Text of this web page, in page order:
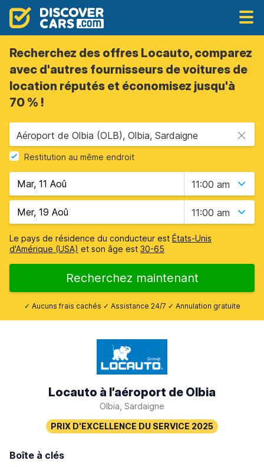
Recherchez des offres Locauto, comparez
avec d'autres fournisseurs de voitures de
location réputés et économisez jusqu'à
70 % !
Aéroport de Olbia (OLB), Olbia, Sardaigne
Restitution au même endroit
11:00 am
11:00 am
Le pays de résidence du conducteur est États-Unis
d'Amérique (USA) et son âge est 30-65
Recherchez maintenant
✓ Aucuns frais cachés ✓ Assistance 24/7 ✓ Annulation gratuite
Locauto à l’aéroport de Olbia
Olbia, Sardaigne
Boîte à clés